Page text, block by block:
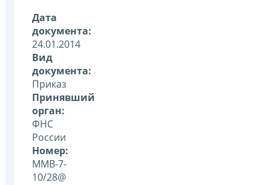
Дата
документа:
24.01.2014
Вид
документа:
Приказ
Принявший
орган:
ФНС
России
Номер:
ММВ-7-
10/28@